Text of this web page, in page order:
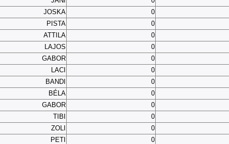
JOSKA 0
PISTA 0
ATTILA 0
LAJOS 0
GABOR 0
LACI 0
BANDI 0
BÉLA 0
GABOR 0
TIBI 0
ZOLI 0
PETI 0